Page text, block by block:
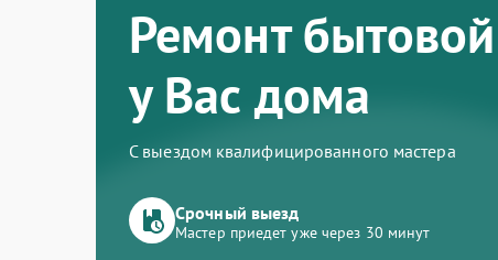
Ремонт
у Вас дома
С выездом квалифицированного мастера
Срочный выезд
Мастер приедет уже через 30 минут